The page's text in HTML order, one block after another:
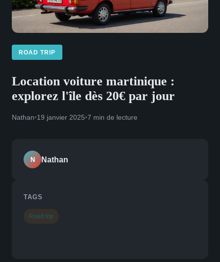
ROAD TRIP
Location voiture martinique :
explorez l'île dès 20€ par jour
Nathan•19 janvier 2025•7 min de lecture
N Nathan
TAGS
Road trip